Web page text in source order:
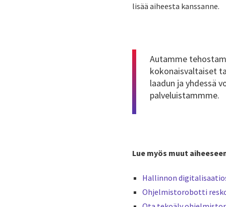
lisää aiheesta kanssanne.
Autamme
kokonaisvaltaiset
laadun ja yhdessä
palveluistammme.
Lue myös muut
Hallinnon
Ohjelmistorobotti